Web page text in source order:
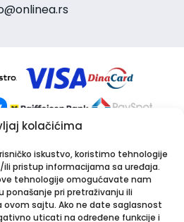
kolačićima
iskustvo, koristimo tehnologije
pristup informacijama sa uređaja.
tehnologije omogućavate nam
ponašanje pri pretraživanju ili
sajtu. Ako ne date saglasnost
uticati na određene funkcije i
ustanova Onlinea